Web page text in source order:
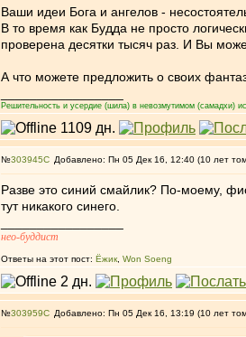
Ваши идеи Бога и ангелов -
В то время как Будда не просто
проверена десятки тысяч раз. И Вы
А что можете предложить о своих
Решительность и усердие (шила) в невозмутимом (самадхи)
№303945 Добавлено: Пн 05 Дек 16, 12:40 (10 лет
Разве это синий смайлик? По-моему,
тут никакого синего.
нео-буддист
Ответы на этот пост: Ёжик Won Soeng
№303959 Добавлено: Пн 05 Дек 16, 13:19 (10 лет